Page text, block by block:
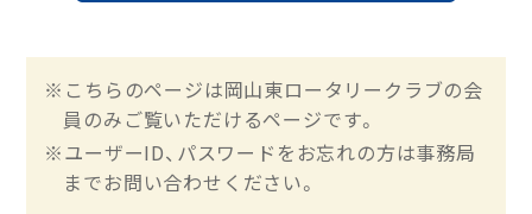
※こちらのページは岡山東ロータリークラブの会
員のみご覧いただけるページです。
※ユーザーID、パスワードをお忘れの方は事務局
までお問い合わせください。